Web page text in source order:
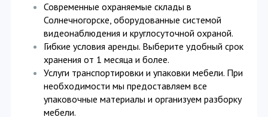
Современные охраняемые склады в
Солнечногорске, оборудованные системой
видеонаблюдения и круглосуточной охраной.
Гибкие условия аренды. Выберите удобный срок
хранения от 1 месяца и более.
Услуги транспортировки и упаковки мебели. При
необходимости мы предоставляем все
упаковочные материалы и организуем разборку
мебели.